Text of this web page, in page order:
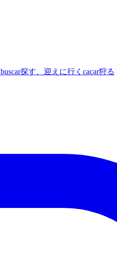
buscar探す、迎えに行く caçar狩る